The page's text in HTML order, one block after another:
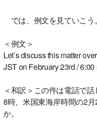
では、例文を見ていこう。
＜例文＞
Let’s discuss this matter
JST on February 23rd /
＜和訳＞この件は電話で
8時、米国東海岸時間の2
か。